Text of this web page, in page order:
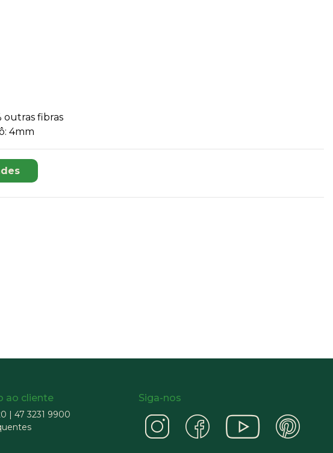
outras fibras
4mm
ao cliente
| 47 3231 9900
Siga-nos